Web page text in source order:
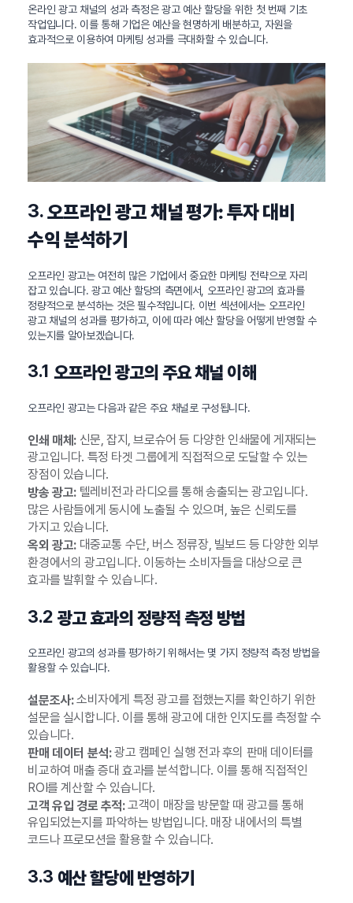
온라인 광고 채널의 성과 측정은 광고 예산 할당을 위한 첫 번째 기초
작업입니다. 이를 통해 기업은 예산을 현명하게 배분하고, 자원을
효과적으로 이용하여 마케팅 성과를 극대화할 수 있습니다.
3.오프라인 광고 채널 평가: 투자 대비
수익 분석하기
오프라인 광고는 여전히 많은 기업에서 중요한 마케팅 전략으로 자리
잡고 있습니다. 광고 예산 할당의 측면에서, 오프라인 광고의 효과를
정량적으로 분석하는 것은 필수적입니다. 이번 섹션에서는 오프라인
광고 채널의 성과를 평가하고, 이에 따라 예산 할당을 어떻게 반영할 수
있는지를 알아보겠습니다.
3.1 오프라인 광고의 주요 채널 이해
오프라인 광고는 다음과 같은 주요 채널로 구성됩니다.
인쇄 매체:신문, 잡지, 브로슈어 등 다양한 인쇄물에 게재되는
광고입니다. 특정 타겟 그룹에게 직접적으로 도달할 수 있는
장점이 있습니다.
방송 광고:텔레비전과 라디오를 통해 송출되는 광고입니다.
많은 사람들에게 동시에 노출될 수 있으며, 높은 신뢰도를
가지고 있습니다.
옥외 광고:대중교통 수단, 버스 정류장, 빌보드 등 다양한 외부
환경에서의 광고입니다. 이동하는 소비자들을 대상으로 큰
효과를 발휘할 수 있습니다.
3.2 광고 효과의 정량적 측정 방법
오프라인 광고의 성과를 평가하기 위해서는 몇 가지 정량적 측정 방법을
활용할 수 있습니다.
설문조사:소비자에게 특정 광고를 접했는지를 확인하기 위한
설문을 실시합니다. 이를 통해 광고에 대한 인지도를 측정할 수
있습니다.
판매 데이터 분석:광고 캠페인 실행 전과 후의 판매 데이터를
비교하여 매출 증대 효과를 분석합니다. 이를 통해 직접적인
ROI를 계산할 수 있습니다.
고객 유입 경로 추적:고객이 매장을 방문할 때 광고를 통해
유입되었는지를 파악하는 방법입니다. 매장 내에서의 특별
코드나 프로모션을 활용할 수 있습니다.
3.3 예산 할당에 반영하기